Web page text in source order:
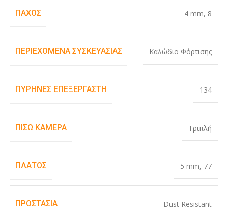
ΠΆΧΟΣ 4 mm, 8
ΠΕΡΙΕΧΌΜΕΝΑ ΣΥΣΚΕΥΑΣΊΑΣ Καλώδιο Φόρτισης
ΠΥΡΉΝΕΣ ΕΠΕΞΕΡΓΑΣΤΉ 134
ΠΊΣΩ ΚΆΜΕΡΑ Τριπλή
ΠΛΆΤΟΣ 5 mm, 77
ΠΡΟΣΤΑΣΊΑ Dust Resistant